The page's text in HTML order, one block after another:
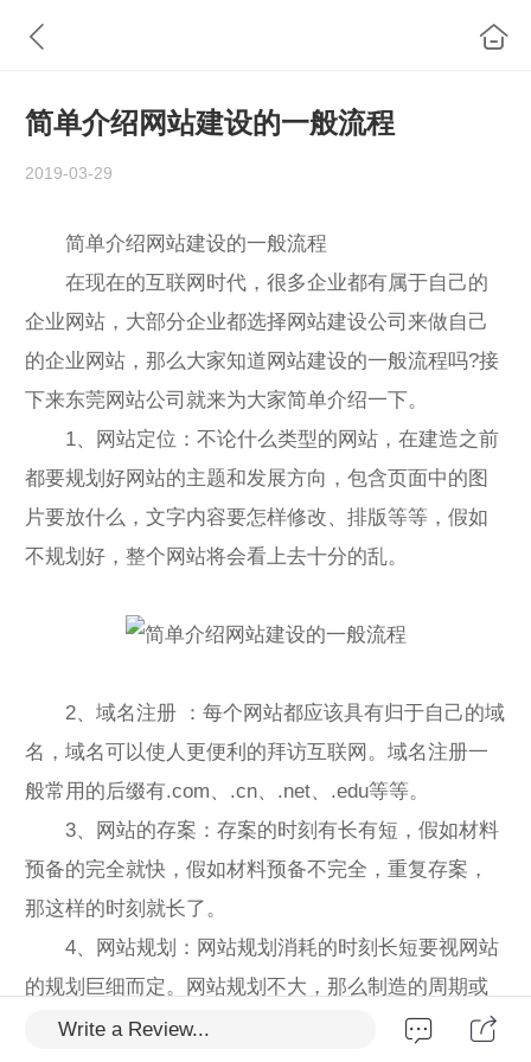
简单介绍网站建设的一般流程
2019-03-29
简单介绍网站建设的一般流程
在现在的互联网时代，很多企业都有属于自己的
企业网站，大部分企业都选择网站建设公司来做自己
的企业网站，那么大家知道网站建设的一般流程吗?接
下来东莞网站公司就来为大家简单介绍一下。
1、网站定位：不论什么类型的网站，在建造之前
都要规划好网站的主题和发展方向，包含页面中的图
片要放什么，文字内容要怎样修改、排版等等，假如
不规划好，整个网站将会看上去十分的乱。
2、域名注册 ：每个网站都应该具有归于自己的域
名，域名可以使人更便利的拜访互联网。域名注册一
般常用的后缀有.com、.cn、.net、.edu等等。
3、网站的存案：存案的时刻有长有短，假如材料
预备的完全就快，假如材料预备不完全，重复存案，
那这样的时刻就长了。
4、网站规划：网站规划消耗的时刻长短要视网站
的规划巨细而定。网站规划不大，那么制造的周期或
许就短一些;假如网站的规划大，并且要预备的东西较
Write a Review...